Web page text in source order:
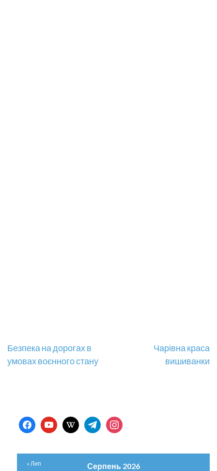
Навігація
записів
Безпека на дорогах в
умовах воєнного стану
Чарівна краса
вишиванки
facebookyoutubewikipediatelegraminstagram
Серпень 2026
« Лип